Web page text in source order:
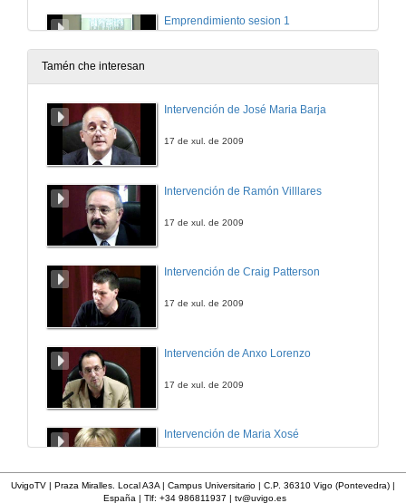
Emprendimiento sesion 1
O papel do emprendemento tecnolóxico
21 de mar. de 2011
Emprendemento sesion 2
Intervencion Olaya Ricoy
Intervencion Xurxo Lago
ACCENTURE
Descubre as vantaxes de traballar en accenture
Tamén che interesan
Intervención de José Maria Barja
17 de xul. de 2009
Intervención de Ramón Villlares
17 de xul. de 2009
Intervención de Craig Patterson
17 de xul. de 2009
Intervención de Anxo Lorenzo
17 de xul. de 2009
Intervención de Maria Xosé
UvigoTV | Praza Miralles. Local A3A | Campus Universitario | C.P. 36310 Vigo (Pontevedra) |
España | Tlf: +34 986811937 | tv@uvigo.es